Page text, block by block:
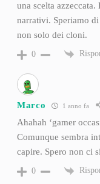
una scelta
narrativi. Speriamo
non solo dei cloni.
0
Marco 1 anno fa
Ahahah ‘gamer
Comunque sembra
capire. Spero non ci
0